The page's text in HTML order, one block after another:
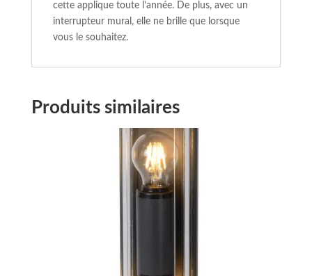
cette applique toute l’année. De plus, avec un
interrupteur mural, elle ne brille que lorsque
vous le souhaitez.
Produits similaires